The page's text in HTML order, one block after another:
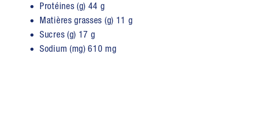
Protéines (g) 44 g
Matières grasses (g) 11 g
Sucres (g) 17 g
Sodium (mg) 610 mg